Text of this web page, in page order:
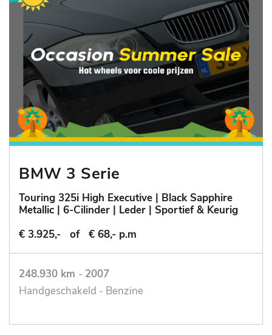
BMW 3 Serie
Touring 325i High Executive | Black Sapphire
Metallic | 6-Cilinder | Leder | Sportief & Keurig
€ 3.925,-
of € 68,- p.m
248.930 km - 2007
Handgeschakeld - Benzine